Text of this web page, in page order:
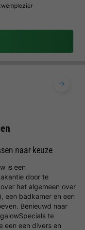
naar keuze
is een
door te
het algemeen over
een badkamer en een
Benieuwd naar
te
een een divers en